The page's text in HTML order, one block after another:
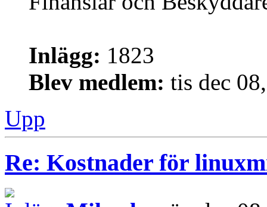
Inlägg: 1823
Blev medlem: tis dec
Upp
Re: Kostnader för